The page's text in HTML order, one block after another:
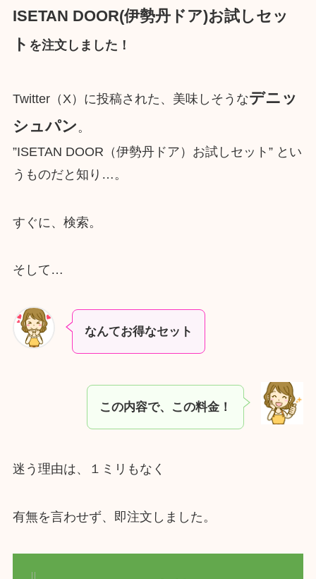
ISETAN DOOR(伊勢丹ドア)お試しセッ
ト を注文しました！
Twitter（X）に投稿された、美味しそうなデニッ
シュパン 。
”ISETAN DOOR（伊勢丹ドア）お試しセット” とい
うものだと知り…。
すぐに、検索。
そして…
なんてお得なセット
この内容で、この料金！
迷う理由は、１ミリもなく
有無を言わせず、即注文しました。